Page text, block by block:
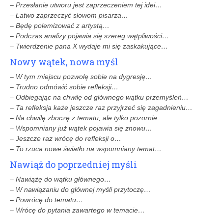
– Przesłanie utworu jest zaprzeczeniem tej idei…
– Łatwo zaprzeczyć słowom pisarza…
– Będę polemizować z artystą…
– Podczas analizy pojawia się szereg wątpliwości…
– Twierdzenie pana X wydaje mi się zaskakujące…
Nowy wątek, nowa myśl
– W tym miejscu pozwolę sobie na dygresję…
– Trudno odmówić sobie refleksji…
– Odbiegając na chwilę od głównego wątku przemyśleń…
– Ta refleksja każe jeszcze raz przyjrzeć się zagadnieniu…
– Na chwilę zboczę z tematu, ale tylko pozornie.
– Wspomniany już wątek pojawia się znowu…
– Jeszcze raz wrócę do refleksji o…
– To rzuca nowe światło na wspomniany temat…
Nawiąż do poprzedniej myśli
– Nawiążę do wątku głównego…
– W nawiązaniu do głównej myśli przytoczę…
– Powrócę do tematu…
– Wrócę do pytania zawartego w temacie…